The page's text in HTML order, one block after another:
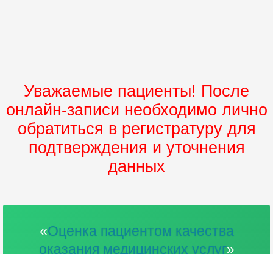
Уважаемые пациенты! После
онлайн-записи необходимо лично
обратиться в регистратуру для
подтверждения и уточнения
данных
«Оценка пациентом качества
оказания медицинских услуг»